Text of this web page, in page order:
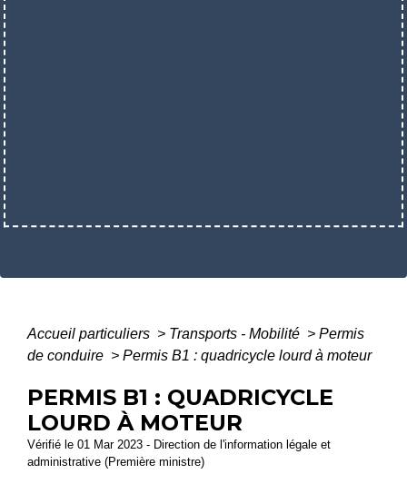
Accueil particuliers > Transports - Mobilité > Permis
de conduire > Permis B1 : quadricycle lourd à moteur
PERMIS B1 : QUADRICYCLE
LOURD À MOTEUR
Vérifié le 01 Mar 2023 - Direction de l'information légale et
administrative (Première ministre)